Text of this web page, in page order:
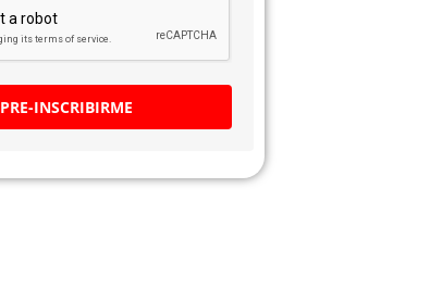
PRE-INSCRIBIRME